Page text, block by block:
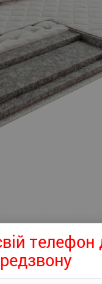
відгуків
телефон